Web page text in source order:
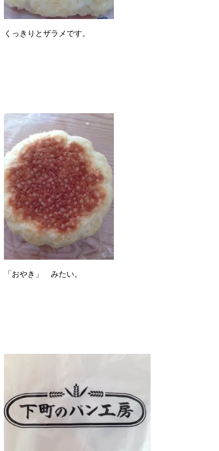
くっきりとザラメです。
「おやき」 みたい。